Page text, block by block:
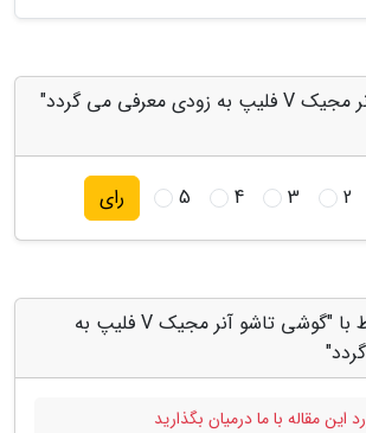
به "گوشی تاشو آنر مجیک V فلیپ به زودی معرفی می گردد"
2
3
4
5 رای
دیدگاه های مرتبط با "گوشی تاشو آنر مجیک V فلیپ به
این مقاله با ما درمیان بگذارید